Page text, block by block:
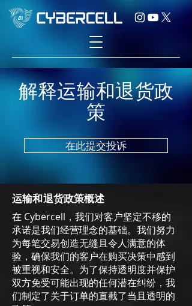
解释运输和退货政
策
在此提交投诉
运输和退货政策概述
在 Cybercell，我们对客户坚定不移的
承诺是我们经营理念的基础。我们努力
为每笔交易创造无缝且令人满意的体
验，确保我们的客户在购买决策中感到
被重视和安全。为了保持透明度并保护
双方免受可能出现的任何潜在纠纷，我
们制定了关于订单的直截了当且透明的